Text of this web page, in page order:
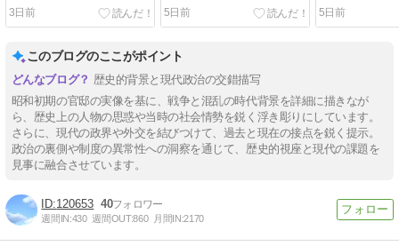
3日前 5日前 5日前
このブログのここがポイント
歴史的背景と現代政治の交錯描写
昭和初期の官邸の実像を基に、戦争と混乱の時代背景を詳細に描きなが
ら、歴史上の人物の思惑や当時の社会情勢を鋭く浮き彫りにしています。
さらに、現代の政界や外交を結びつけて、過去と現在の接点を鋭く提示。
政治の裏側や制度の異常性への洞察を通じて、歴史的視座と現代の課題を
見事に融合させています。
120653 40
週間IN:430 週間OUT:860 月間IN:2170